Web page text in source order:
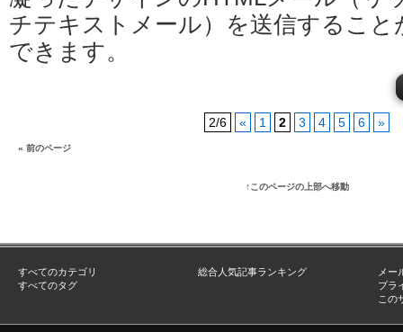
チテキストメール）を送信すること
できます。
2/6 « 1 2 3 4 5 6 »
« 前のページ
↑このページの上部へ移動
すべてのカテゴリ
すべてのタグ
総合人気記事ランキング
メー
プラ
この